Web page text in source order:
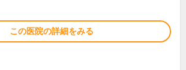
この医院の詳細をみる